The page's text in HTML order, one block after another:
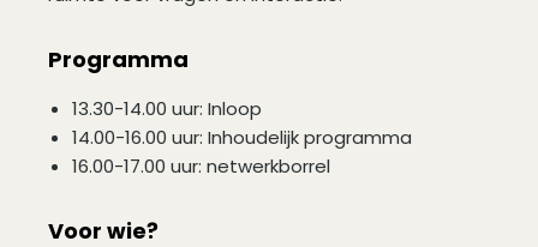
Programma
13.30-14.00 uur: Inloop
14.00-16.00 uur: Inhoudelijk programma
16.00-17.00 uur: netwerkborrel
Voor wie?